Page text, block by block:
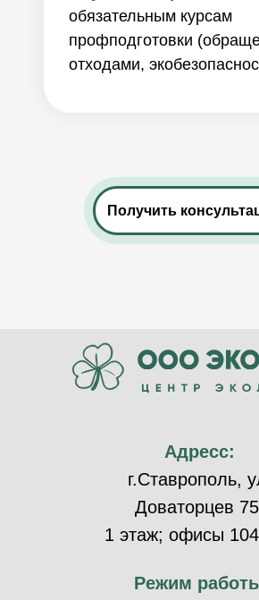
Получить
обязательным курсам
профподготовки
отходами,
Режим
Адресс:
г.Ставрополь,
Доваторцев
1 этаж; офисы